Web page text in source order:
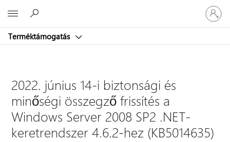
Terméktámogatás
be
a
2022. június 14-i biztonsági és
minőségi összegző frissítés a
Windows Server 2008 SP2 .NET-
keretrendszer 4.6.2-hez (KB5014635)